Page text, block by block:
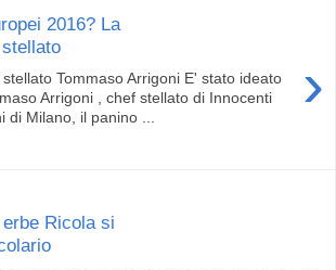
2016? La
›
Tommaso Arrigoni E' stato ideato
Arrigoni , chef stellato di Innocenti
di Milano, il panino ...
Ricola si